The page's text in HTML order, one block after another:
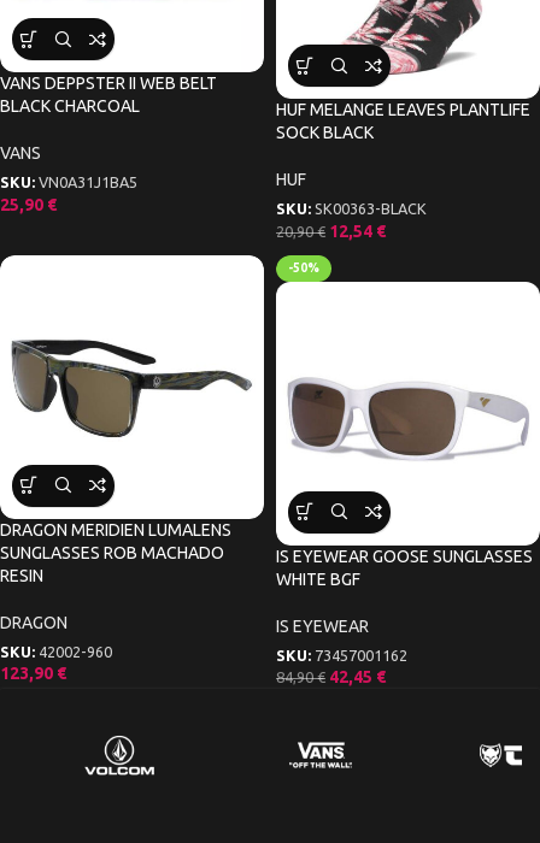
VANS DEPPSTER II WEB BELT
BLACK CHARCOAL
VANS
SKU: VN0A31J1BA5
25,90 €
HUF MELANGE LEAVES PLANTLIFE
SOCK BLACK
HUF
SKU: SK00363-BLACK
20,90€ 12,54 €
DRAGON MERIDIEN LUMALENS
SUNGLASSES ROB MACHADO
RESIN
DRAGON
SKU: 42002-960
123,90 €
-50%
IS EYEWEAR GOOSE SUNGLASSES
WHITE BGF
IS EYEWEAR
SKU: 73457001162
84,90€ 42,45 €